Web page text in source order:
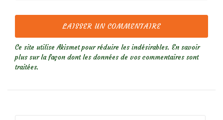
Ce site utilise Akismet pour réduire les indésirables. En savoir
plus sur la façon dont les données de vos commentaires sont
traitées.